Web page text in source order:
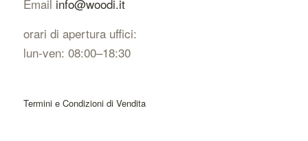
Email info@woodi.it
orari di apertura uffici:
lun-ven: 08:00–18:30
Termini e Condizioni di Vendita